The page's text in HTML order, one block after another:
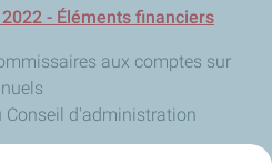
- Éléments financiers
aux comptes sur
Conseil d'administration